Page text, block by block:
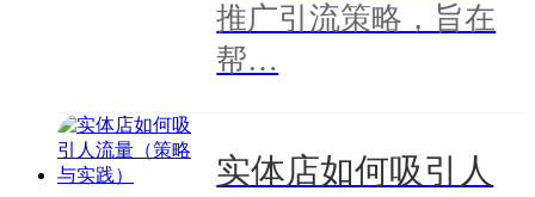
推广引流策略，旨在
帮…
实体店如何吸引人